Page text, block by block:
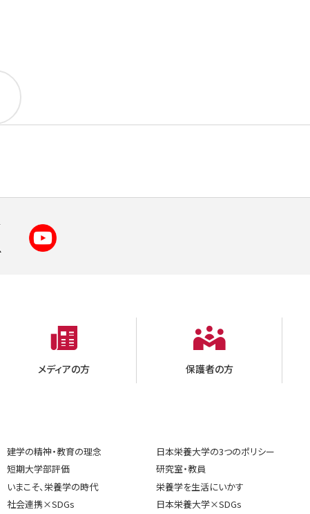
メディアの方 保護者の方
建学の精神・教育の理念
日本栄養大学の3つのポリシー
短期大学部評価
研究室・教員
いまこそ、栄養学の時代
栄養学を生活にいかす
社会連携×SDGs
日本栄養大学×SDGs